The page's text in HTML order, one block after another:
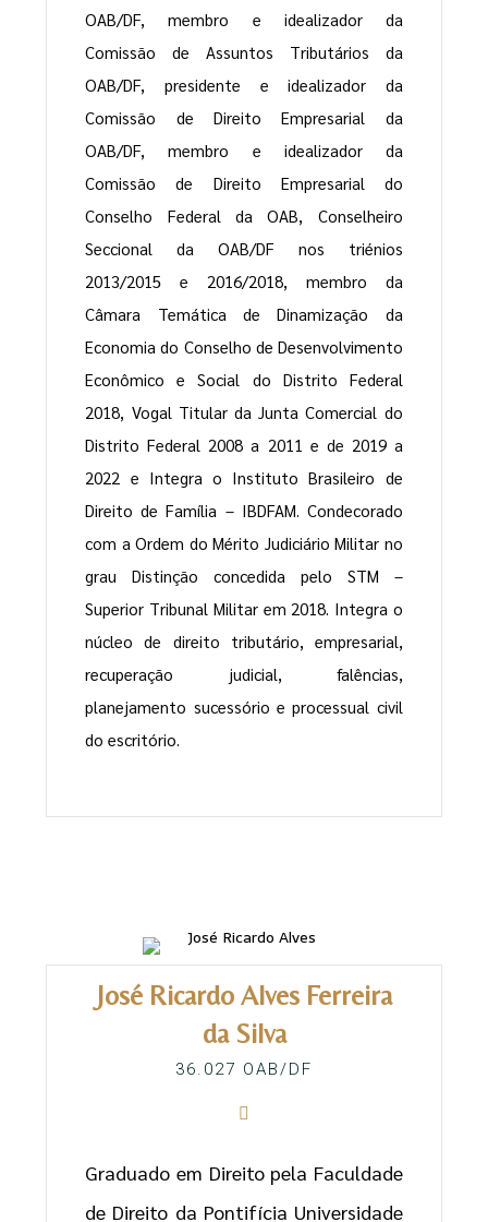
OAB/DF, membro e idealizador da
Comissão de Assuntos Tributários da
OAB/DF, presidente e idealizador da
Comissão de Direito Empresarial da
OAB/DF, membro e idealizador da
Comissão de Direito Empresarial do
Conselho Federal da OAB, Conselheiro
Seccional da OAB/DF nos triénios
2013/2015 e 2016/2018, membro da
Câmara Temática de Dinamização da
Economia do Conselho de Desenvolvimento
Econômico e Social do Distrito Federal
2018, Vogal Titular da Junta Comercial do
Distrito Federal 2008 a 2011 e de 2019 a
2022 e Integra o Instituto Brasileiro de
Direito de Família – IBDFAM. Condecorado
com a Ordem do Mérito Judiciário Militar no
grau Distinção concedida pelo STM –
Superior Tribunal Militar em 2018. Integra o
núcleo de direito tributário, empresarial,
recuperação judicial, falências,
planejamento sucessório e processual civil
do escritório.
José Ricardo Alves Ferreira
da Silva
36.027 OAB/DF
Graduado em Direito pela Faculdade
de Direito da Pontifícia Universidade